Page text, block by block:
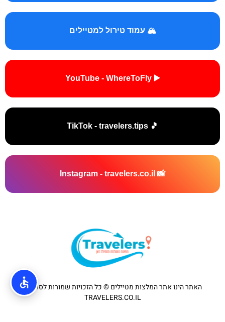
🏔️ עמוד טירול למטיילים
▶️ YouTube - WhereToFly
🎵 TikTok - travelers.tips
📸 Instagram - travelers.co.il
האתר הינו אתר המלצות מטיילים © כל הזכויות שמורות לסוכנות
TRAVELERS.CO.IL